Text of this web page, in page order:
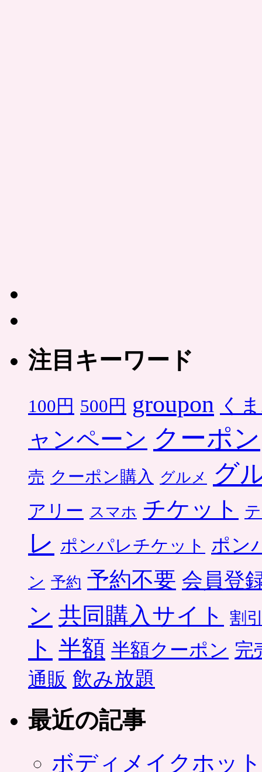
注目キーワード
100円 500円 groupon く
ャンペーン クーポン
売 クーポン購入 グルメ グ
アリー スマホ チケット
レ ポンパレチケット ポン
ン 予約 予約不要 会員登
ン 共同購入サイト 割
ト 半額 半額クーポン 完
通販 飲み放題
最近の記事
ボディメイクホッ